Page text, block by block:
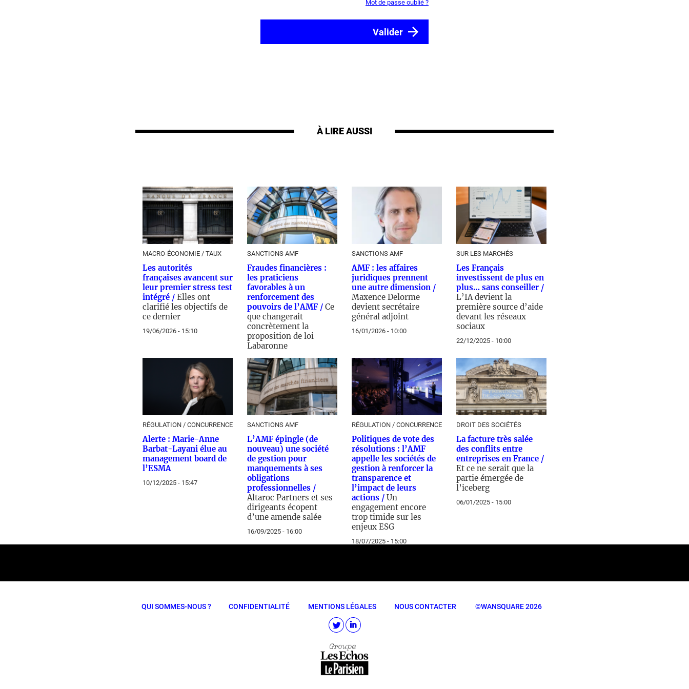
Mot de passe oublié ?
À LIRE AUSSI
MACRO-ÉCONOMIE / TAUX
Les autorités
françaises avancent sur
leur premier stress test
intégré / Elles ont
clarifié les objectifs de
ce dernier
19/06/2026 - 15:10
SANCTIONS AMF
Fraudes financières :
les praticiens
favorables à un
renforcement des
pouvoirs de l’AMF / Ce
que changerait
concrètement la
proposition de loi
Labaronne
23/01/2026 - 10:00
SANCTIONS AMF
AMF : les affaires
juridiques prennent
une autre dimension /
Maxence Delorme
devient secrétaire
général adjoint
16/01/2026 - 10:00
SUR LES MARCHÉS
Les Français
investissent de plus en
plus… sans conseiller /
L’IA devient la
première source d’aide
devant les réseaux
sociaux
22/12/2025 - 10:00
RÉGULATION / CONCURRENCE
Alerte : Marie-Anne
Barbat-Layani élue au
management board de
l’ESMA
10/12/2025 - 15:47
SANCTIONS AMF
L’AMF épingle (de
nouveau) une société
de gestion pour
manquements à ses
obligations
professionnelles /
Altaroc Partners et ses
dirigeants écopent
d’une amende salée
16/09/2025 - 16:00
RÉGULATION / CONCURRENCE
Politiques de vote des
résolutions : l’AMF
appelle les sociétés de
gestion à renforcer la
transparence et
l’impact de leurs
actions / Un
engagement encore
trop timide sur les
enjeux ESG
18/07/2025 - 15:00
DROIT DES SOCIÉTÉS
La facture très salée
des conflits entre
entreprises en France /
Et ce ne serait que la
partie émergée de
l’iceberg
06/01/2025 - 15:00
QUI SOMMES-NOUS ? CONFIDENTIALITÉ MENTIONS LÉGALES NOUS CONTACTER ©WANSQUARE 2026